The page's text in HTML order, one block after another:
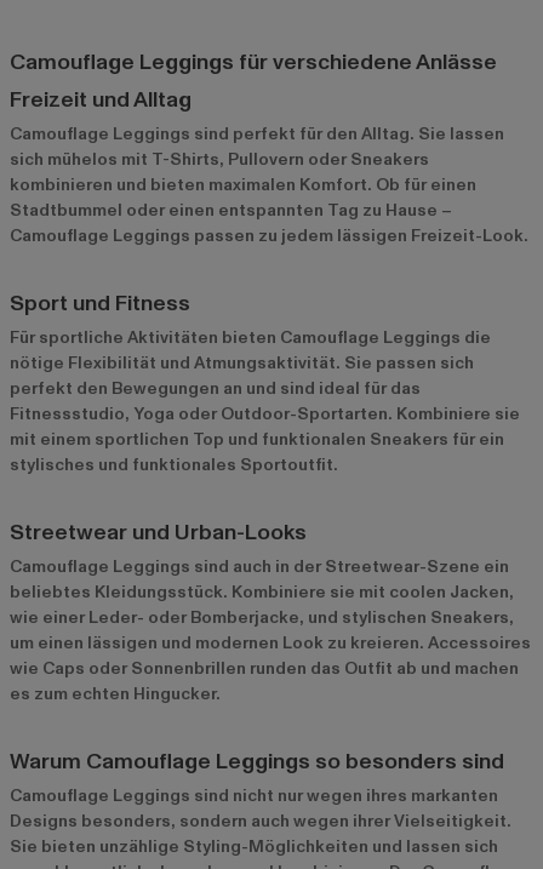
Camouflage Leggings für verschiedene Anlässe
Freizeit und Alltag
Camouflage Leggings sind perfekt für den Alltag. Sie lassen
sich mühelos mit T-Shirts, Pullovern oder Sneakers
kombinieren und bieten maximalen Komfort. Ob für einen
Stadtbummel oder einen entspannten Tag zu Hause –
Camouflage Leggings passen zu jedem lässigen Freizeit-Look.
Sport und Fitness
Für sportliche Aktivitäten bieten Camouflage Leggings die
nötige Flexibilität und Atmungsaktivität. Sie passen sich
perfekt den Bewegungen an und sind ideal für das
Fitnessstudio, Yoga oder Outdoor-Sportarten. Kombiniere sie
mit einem sportlichen Top und funktionalen Sneakers für ein
stylisches und funktionales Sportoutfit.
Streetwear und Urban-Looks
Camouflage Leggings sind auch in der Streetwear-Szene ein
beliebtes Kleidungsstück. Kombiniere sie mit coolen Jacken,
wie einer Leder- oder Bomberjacke, und stylischen Sneakers,
um einen lässigen und modernen Look zu kreieren. Accessoires
wie Caps oder Sonnenbrillen runden das Outfit ab und machen
es zum echten Hingucker.
Warum Camouflage Leggings so besonders sind
Camouflage Leggings sind nicht nur wegen ihres markanten
Designs besonders, sondern auch wegen ihrer Vielseitigkeit.
Sie bieten unzählige Styling-Möglichkeiten und lassen sich